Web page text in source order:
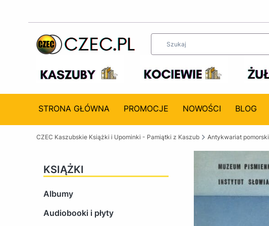
STRONA GŁÓWNA PROMOCJE NOWOŚCI BLOG
CZEC Kaszubskie Książki i Upominki - Pamiątki z Kaszub Antykwariat pomorski
KSIĄŻKI
Albumy
Audiobooki i płyty